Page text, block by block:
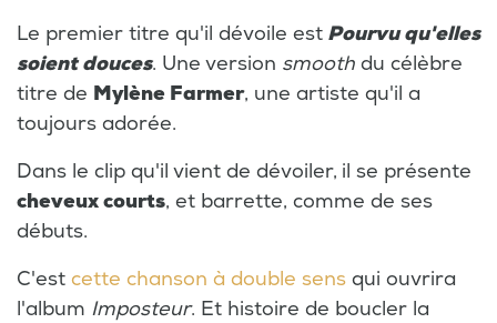
Le premier titre qu'il dévoile est Pourvu qu'elles
soient douces. Une version smooth du célèbre
titre de Mylène Farmer, une artiste qu'il a
toujours adorée.
Dans le clip qu'il vient de dévoiler, il se présente
cheveux courts, et barrette, comme de ses
débuts.
C'est cette chanson à double sens qui ouvrira
l'album Imposteur. Et histoire de boucler la